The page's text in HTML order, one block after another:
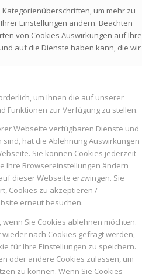
um mehr zu
Einstellungen ändern. Beachten
von Cookies Auswirkungen auf Ihre
auf die Dienste haben kann, die wir
um Ihnen die auf unserer
Funktionen zur Verfügung zu stellen.
Webseite verfügbaren Dienste und
hat die Ablehnung Auswirkungen
Sie können Cookies jederzeit
Ihre Browsereinstellungen ändern
dieser Webseite erzwingen. Sie
Cookies zu akzeptieren /
erneut besuchen.
Sie Cookies ablehnen möchten.
nach Cookies gefragt werden,
für Ihre Einstellungen zu speichern.
oder andere Cookies zulassen, um
zu können. Wenn Sie Cookies